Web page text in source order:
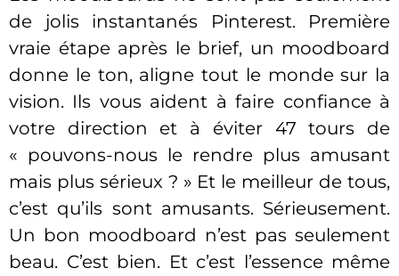
de jolis instantanés Pinterest. Première
vraie étape après le brief, un moodboard
donne le ton, aligne tout le monde sur la
vision. Ils vous aident à faire confiance à
votre direction et à éviter 47 tours de
« pouvons-nous le rendre plus amusant
mais plus sérieux ? » Et le meilleur de tous,
c’est qu’ils sont amusants. Sérieusement.
Un bon moodboard n’est pas seulement
beau. C’est bien. Et c’est l’essence même